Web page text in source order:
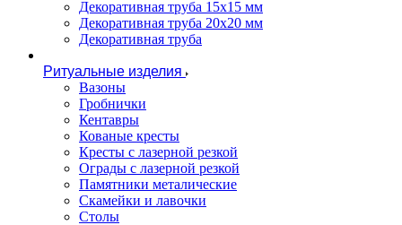
Декоративная труба 15х15 мм
Декоративная труба 20х20 мм
Декоративная труба
Ритуальные изделия
Вазоны
Гробнички
Кентавры
Кованые кресты
Кресты с лазерной резкой
Ограды с лазерной резкой
Памятники металические
Скамейки и лавочки
Столы